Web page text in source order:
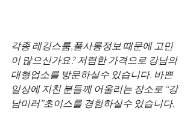
각종 레깅스룸,풀사롱정보 때문에 고민
이 많으신가요? 저렴한 가격으로 강남의
대형업소를 방문하실수 있습니다. 바쁜
일상에 지친 분들께 어울리는 장소로 “강
남미러”초이스를 경험하실수 있습니다.